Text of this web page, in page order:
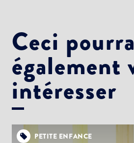
Ceci
également
intéresser
PETITE ENFANCE